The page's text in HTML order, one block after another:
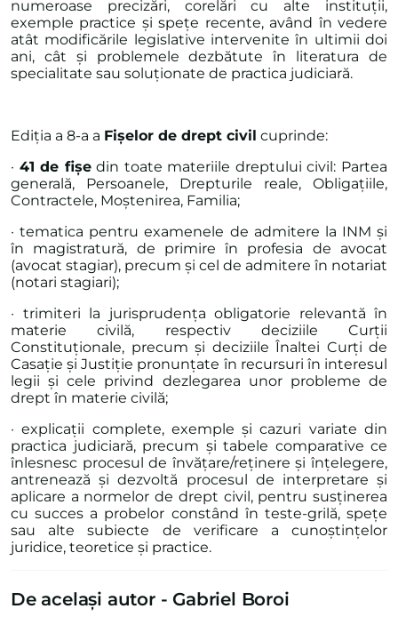
numeroase precizări, corelări cu alte instituții,
exemple practice și spețe recente, având în vedere
atât modificările legislative intervenite în ultimii doi
ani, cât și problemele dezbătute în literatura de
specialitate sau soluționate de practica judiciară.
Ediția a 8-a a Fișelor de drept civil cuprinde:
· 41 de fiședin toate materiile dreptului civil: Partea
generală, Persoanele, Drepturile reale, Obligațiile,
Contractele, Moștenirea, Familia;
· tematica pentru examenele de admitere la INM și
în magistratură, de primire în profesia de avocat
(avocat stagiar), precum și cel de admitere în notariat
(notari stagiari);
· trimiteri la jurisprudența obligatorie relevantă în
materie civilă, respectiv deciziile Curții
Constituționale, precum și deciziile Înaltei Curți de
Casație și Justiție pronunțate în recursuri în interesul
legii și cele privind dezlegarea unor probleme de
drept în materie civilă;
· explicații complete, exemple și cazuri variate din
practica judiciară, precum și tabele comparative ce
înlesnesc procesul de învățare/reținere și înțelegere,
antrenează și dezvoltă procesul de interpretare și
aplicare a normelor de drept civil, pentru susținerea
cu succes a probelor constând în teste-grilă, spețe
sau alte subiecte de verificare a cunoștințelor
juridice, teoretice și practice.
De același autor - Gabriel Boroi